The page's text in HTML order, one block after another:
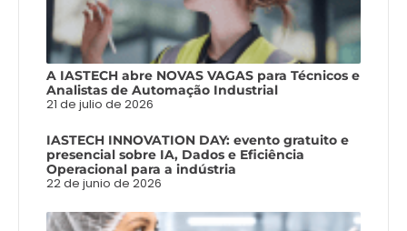
A IASTECH abre NOVAS VAGAS para Técnicos e
Analistas de Automação Industrial
21 de julio de 2026
IASTECH INNOVATION DAY: evento gratuito e
presencial sobre IA, Dados e Eficiência
Operacional para a indústria
22 de junio de 2026